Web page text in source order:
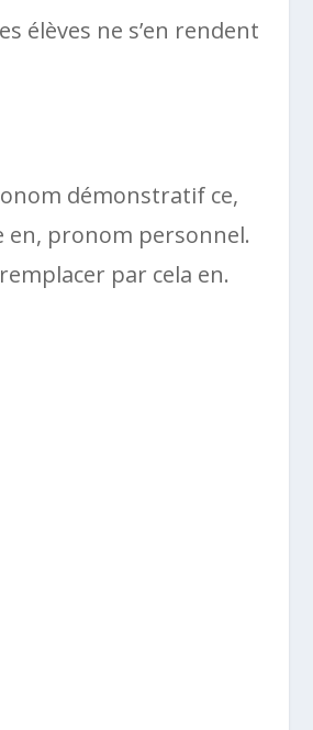
élèves ne s’en rendent
démonstratif ce,
en, pronom personnel.
par cela en.